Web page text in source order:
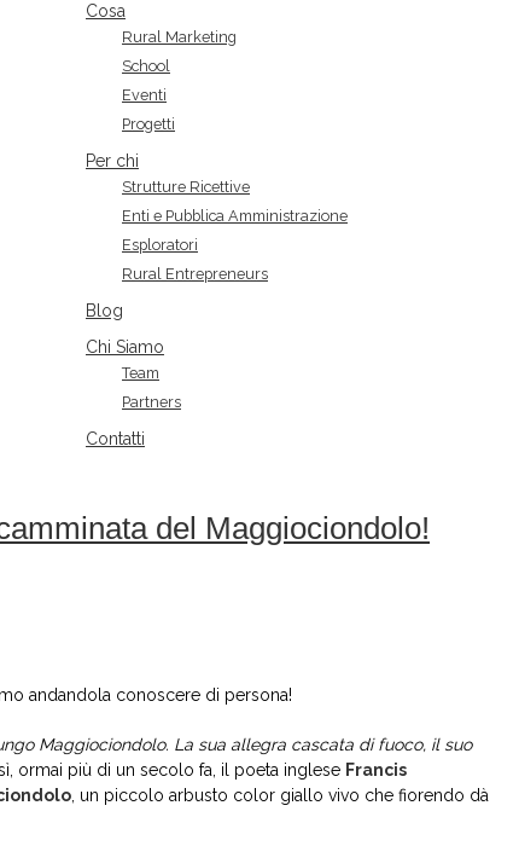
Cosa
Rural Marketing
School
Eventi
Progetti
Per chi
Strutture Ricettive
Enti e Pubblica Amministrazione
Esploratori
Rural Entrepreneurs
Blog
Chi Siamo
Team
Partners
Contatti
del Maggiociondolo!
andandola conoscere di persona!
Maggiociondolo. La sua allegra cascata di fuoco, il suo
ormai più di un secolo fa, il poeta inglese Francis
, un piccolo arbusto color giallo vivo che fiorendo dà